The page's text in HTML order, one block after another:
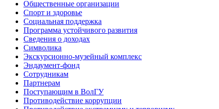
Общественные организации
Спорт и здоровье
Социальная поддержка
Программа устойчивого развития
Сведения о доходах
Символика
Экскурсионно-музейный комплекс
Эндаумент-фонд
Сотрудникам
Партнерам
Поступающим в ВолГУ
Противодействие коррупции